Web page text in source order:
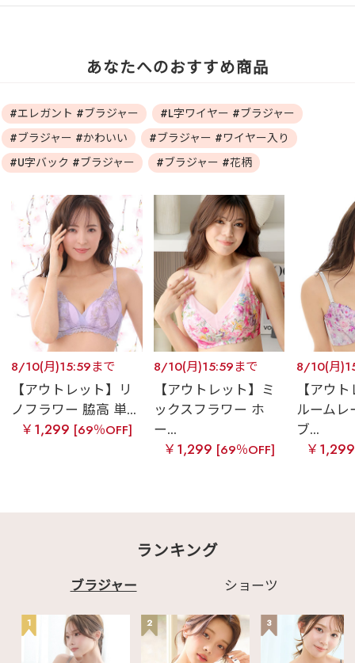
あなたへのおすすめ商品
#エレガント #ブラジャー
#L字ワイヤー #ブラジャー
#ブラジャー #かわいい
#ブラジャー #ワイヤー入り
#U字バック #ブラジャー
#ブラジャー #花柄
8/10(月)15:59まで
【アウトレット】リ
ノフラワー 脇高 単...
￥1,299 [69％OFF]
8/10(月)15:59まで
【アウトレット】ミ
ックスフラワー ホ
ー...
￥1,299 [69％OFF]
8/10(月
【アウ
ルームレ
ブ...
￥
ランキング
ブラジャー ショーツ
1 2 3